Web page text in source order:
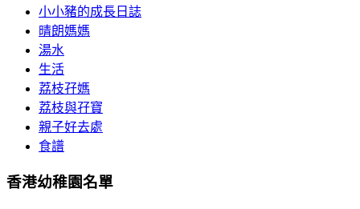
小小豬的成長日誌
晴朗媽媽
湯水
生活
荔枝孖媽
荔枝與孖寶
親子好去處
食譜
香港幼稚園名單